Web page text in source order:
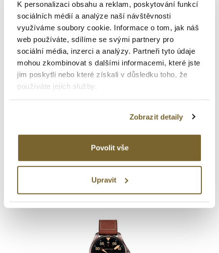
K personalizaci obsahu a reklam, poskytování funkcí
sociálních médií a analýze naší návštěvnosti
využíváme soubory cookie. Informace o tom, jak náš
web používáte, sdílíme se svými partnery pro
sociální média, inzerci a analýzy. Partneři tyto údaje
mohou zkombinovat s dalšími informacemi, které jste
jim poskytli nebo které získali v důsledku toho, že
používáte jejich služby.
Zobrazit detaily
Povolit vše
Upravit
KHAKI AVIATION PILOT DAY
DATE AUTO
26 700 Kč